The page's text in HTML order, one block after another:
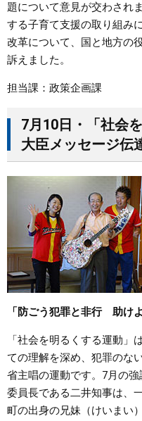
題について意見が交わされ
する子育て支援の取り組み
改革について、国と地方の
訴えました。
担当課：政策企画課
7月10日・「社会
大臣メッセージ伝
「防ごう犯罪と非行 助け
「社会を明るくする運動」
ての理解を深め、犯罪のな
省主唱の運動です。7月の
委員長である二井知事は、
町の出身の兄妹（けいまい